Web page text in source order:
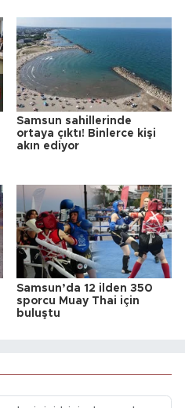
Samsun sahillerinde
ortaya çıktı! Binlerce kişi
akın ediyor
Samsun’da 12 ilden 350
sporcu Muay Thai için
buluştu